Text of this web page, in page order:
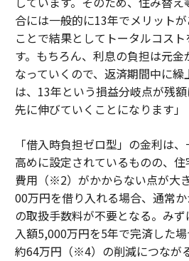
合には一般的に13年でメリット
ことで結果としてトータルコス
す。もちろん、利息の負担は元金
なっていくので、返済期間中に
は、13年という損益分岐点が残
先に伸びていくことになります」
「借入時負担ゼロ型」の金利は
高めに設定されているものの、
費用（※2）がかからない点が大
00万円を借り入れる場合、通常
の取扱手数料が不要となる。み
入額5,000万円を5年で完済した
約64万円（※4）の削減につなが